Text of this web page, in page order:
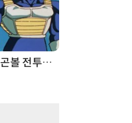
“입으면 전투력 상승?” 드래곤볼 전투복 닮은 중량조끼